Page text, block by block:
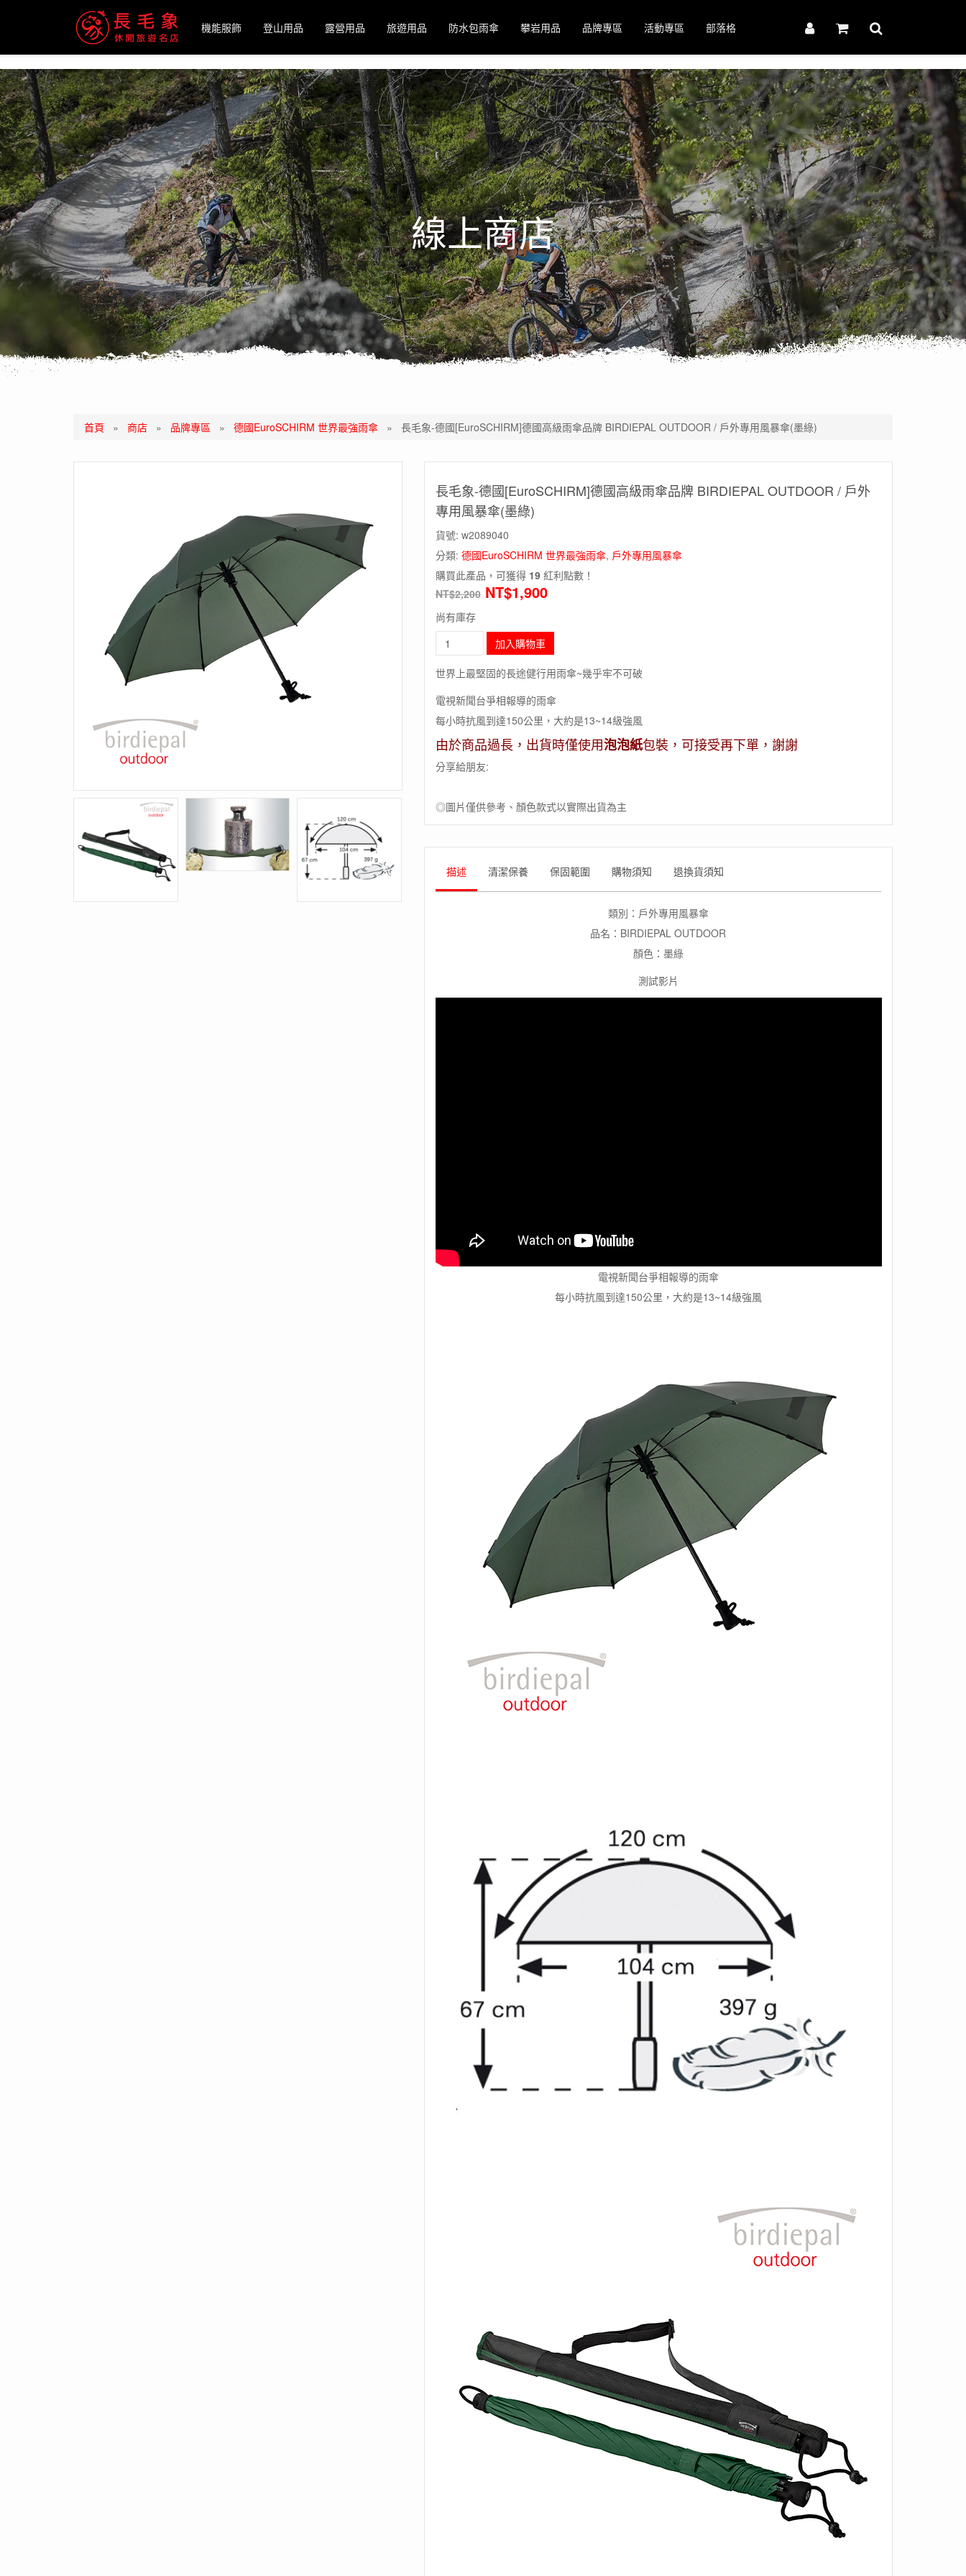
機能服飾
登山用品 露營用品 旅遊用品 防水包雨傘 攀岩用品 品牌專區 活動專區 部落格
線上商店
首頁 » 商店 » 品牌專區 » 德國EuroSCHIRM 世界最強雨傘 » 長毛象-德國[EuroSCHIRM]德國高級雨傘品牌 BIRDIEPAL OUTDOOR / 戶外專用風暴傘(墨綠)
長毛象-德國[EuroSCHIRM]德國高級雨傘品牌 BIRDIEPAL OUTDOOR / 戶外
專用風暴傘(墨綠)
貨號: w2089040
分類: 德國EuroSCHIRM 世界最強雨傘, 戶外專用風暴傘
購買此產品，可獲得 19紅利點數！
NT$2,200 NT$1,900
尚有庫存
毛
象-
德
國
[EuroSCHIRM]
德
國
高
級
品
牌
外
綠)
加入購物車
世界上最堅固的長途健行用雨傘~幾乎牢不可破
電視新聞台爭相報導的雨傘
每小時抗風到達150公里，大約是13~14級強風
由於商品過長，出貨時僅使用泡泡紙包裝，可接受再下單，謝謝
分享給朋友:
◎圖片僅供參考、顏色款式以實際出貨為主
描述 清潔保養 保固範圍 購物須知 退換貨須知
類別：戶外專用風暴傘
品名：BIRDIEPAL OUTDOOR
顏色：墨綠
測試影片
電視新聞台爭相報導的雨傘
每小時抗風到達150公里，大約是13~14級強風